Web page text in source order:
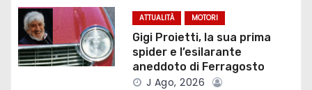
a
z
i
ATTUALITÀ MOTORI
Gigi Proietti, la sua prima
spider e l’esilarante
aneddoto di Ferragosto
J Ago, 2026